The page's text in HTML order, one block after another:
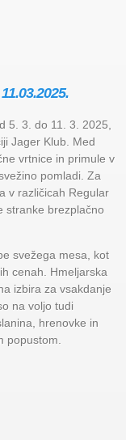
5. 3. do 11. 3. 2025,
Jager Klub. Med
vrtnice in primule v
pomladi. Za
v različicah Regular
stranke brezplačno
svežega mesa, kot
cenah. Hmeljarska
izbira za vsakdanje
na voljo tudi
hrenovke in
popustom.